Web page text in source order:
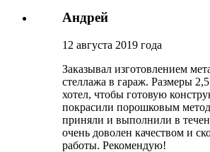
Андрей
12 августа 2019 года
Заказывал изготовлением
стеллажа в гараж. Размеры
хотел, чтобы готовую
покрасили порошковым
приняли и выполнили в
очень доволен качеством и
работы. Рекомендую!